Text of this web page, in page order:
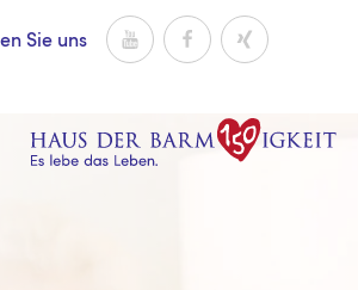
Sie uns
YoutubeFacebook
Xing